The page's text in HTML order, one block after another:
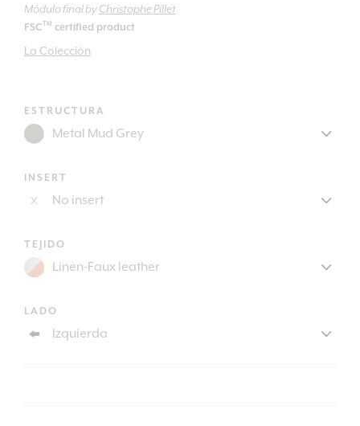
Módulo finalbyChristophe Pillet
FSC TM certified product
La Colección
ESTRUCTURA
INSERT
TEJIDO
LADO